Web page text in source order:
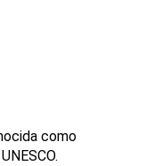
como